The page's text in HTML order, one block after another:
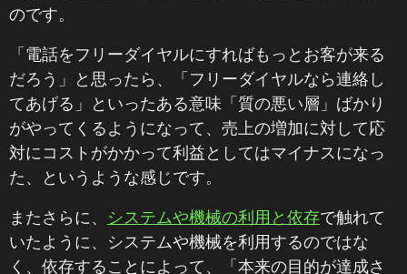
のです。
「電話をフリーダイヤルにすればもっとお客が来る
だろう」と思ったら、「フリーダイヤルなら連絡し
てあげる」といったある意味「質の悪い層」ばかり
がやってくるようになって、売上の増加に対して応
対にコストがかかって利益としてはマイナスになっ
た、というような感じです。
またさらに、 システムや機械の利用と依存で触れて
いたように、システムや機械を利用するのではな
く、依存することによって、「本来の目的が達成さ